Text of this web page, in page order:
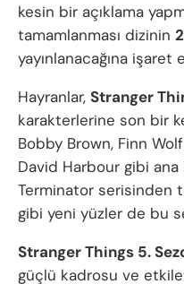
kesin bir açıklama
tamamlanması dizinin
yayınlanacağına işaret
Hayranlar, Stranger
karakterlerine son bir
Bobby Brown, Finn
David Harbour gibi ana
Terminator serisinden
gibi yeni yüzler de bu
Stranger Things 5.
güçlü kadrosu ve